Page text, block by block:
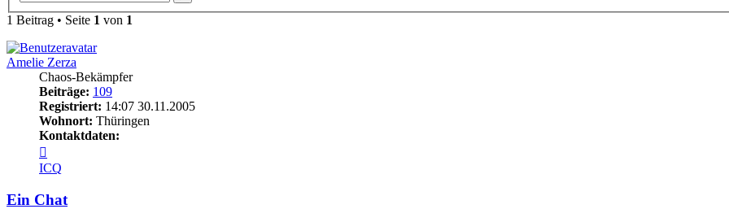
1 Beitrag • Seite 1 von 1
Amelie Zerza
Chaos-Bekämpfer
Beiträge: 109
Registriert: 14:07 30.11.2005
Wohnort: Thüringen
Kontaktdaten:
von
Amelie
Zerza
ICQ
Ein Chat